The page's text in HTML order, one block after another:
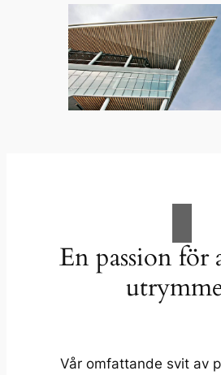
En passion för
Vår omfattande svit av